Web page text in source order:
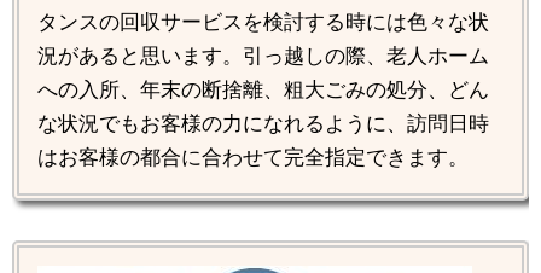
タンスの回収サービスを検討する時には色々な状
況があると思います。引っ越しの際、老人ホーム
への入所、年末の断捨離、粗大ごみの処分、どん
な状況でもお客様の力になれるように、訪問日時
はお客様の都合に合わせて完全指定できます。